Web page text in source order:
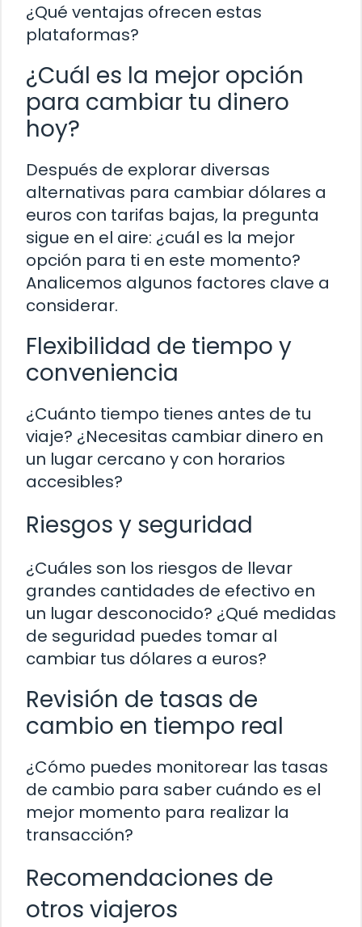
¿Qué ventajas ofrecen estas
plataformas?
¿Cuál es la mejor opción
para cambiar tu dinero
hoy?
Después de explorar diversas
alternativas para cambiar dólares a
euros con tarifas bajas, la pregunta
sigue en el aire: ¿cuál es la mejor
opción para ti en este momento?
Analicemos algunos factores clave a
considerar.
Flexibilidad de tiempo y
conveniencia
¿Cuánto tiempo tienes antes de tu
viaje? ¿Necesitas cambiar dinero en
un lugar cercano y con horarios
accesibles?
Riesgos y seguridad
¿Cuáles son los riesgos de llevar
grandes cantidades de efectivo en
un lugar desconocido? ¿Qué medidas
de seguridad puedes tomar al
cambiar tus dólares a euros?
Revisión de tasas de
cambio en tiempo real
¿Cómo puedes monitorear las tasas
de cambio para saber cuándo es el
mejor momento para realizar la
transacción?
Recomendaciones de
otros viajeros